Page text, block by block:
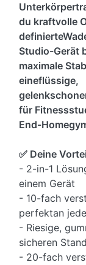
du kraftvolle
Studio-Gerät
maximale
eineflüssige,
für
End-
✅ Deine
- 2-in-1
einem Gerät
- 10-fach
perfektan
- Riesige,
sicheren
- 20-fach